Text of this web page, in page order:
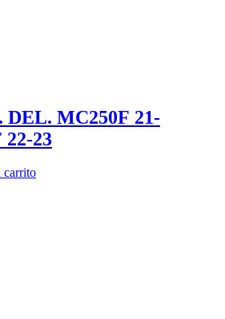
DEL. MC250F 21-
22-23
carrito